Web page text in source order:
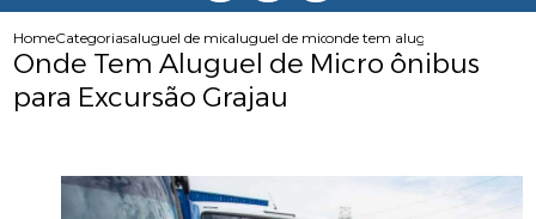
HomeCategoriasaluguel de micro onibusaluguel de microonibus com motorista
onde tem aluguel de micro
Onde Tem Aluguel de Micro ônibus
para Excursão Grajau